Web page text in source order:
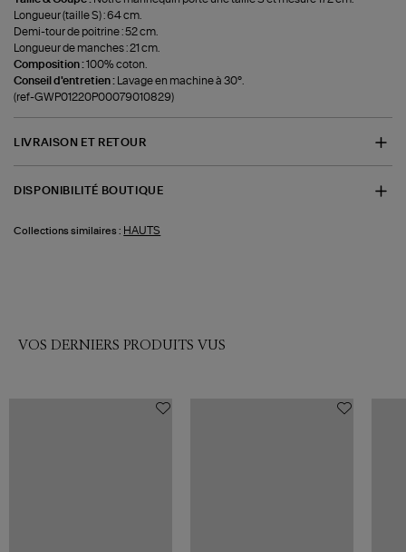
Longueur (taille S) : 64 cm.
Demi-tour de poitrine : 52 cm.
Longueur de manches : 21 cm.
Composition :100% coton.
Conseil d'entretien :
Lavage en machine à 30°.
(ref-GWP01220P00079010829)
LIVRAISON ET RETOUR
DISPONIBILITÉ BOUTIQUE
Collections similaires : HAUTS
VOS DERNIERS PRODUITS VUS